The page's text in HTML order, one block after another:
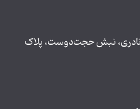
نادری، نبش حجت‌دوست، پلاک